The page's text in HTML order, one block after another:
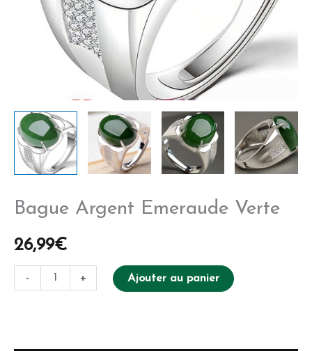
Bague Argent Emeraude Verte
26,99€
- + Ajouter au panier